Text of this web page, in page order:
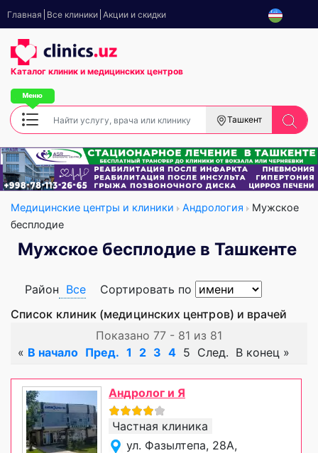
Главная Все клиники Акции и скидки
Каталог клиник и медицинских центров
Ташкент
Медицинские центры и клиники Андрология
Мужское
бесплодие
Мужское бесплодие в Ташкенте
Район Все
Сортировать по
Список клиник (медицинских центров) и врачей
Показано 77 - 81 из 81
« В начало Пред. 1 2 3 4 5 След. В конец »
Андролог и Я
Частная клиника
ул. Фазылтепа, 28А,